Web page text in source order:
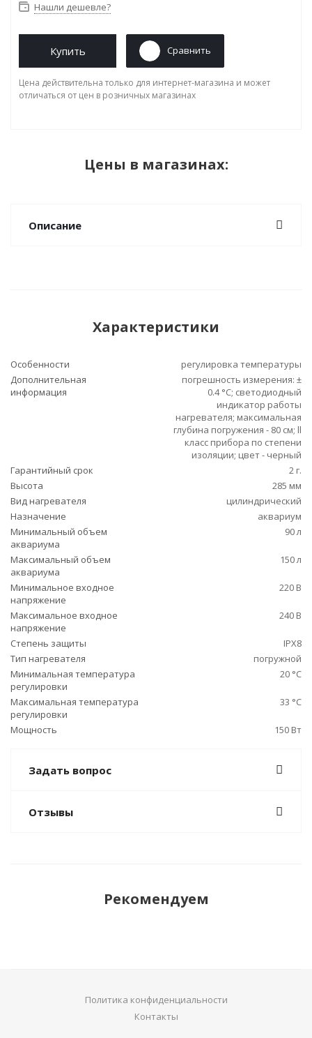
Нашли дешевле?
Купить Сравнить
Цена действительна только для интернет-магазина и может
отличаться от цен в розничных магазинах
Цены в магазинах:
Описание
Характеристики
Особенности
регулировка температуры
Дополнительная
информация
погрешность измерения: ±
0.4 °C; светодиодный
индикатор работы
нагревателя; максимальная
глубина погружения - 80 см; ll
класс прибора по степени
изоляции; цвет - черный
Гарантийный срок
2 г.
Высота
285 мм
Вид нагревателя
цилиндрический
Назначение
аквариум
Минимальный объем
аквариума
90 л
Максимальный объем
аквариума
150 л
Минимальное входное
напряжение
220 В
Максимальное входное
напряжение
240 В
Степень защиты
IPX8
Тип нагревателя
погружной
Минимальная температура
регулировки
20 °C
Максимальная температура
регулировки
33 °C
Мощность 150 Вт
Задать вопрос
Отзывы
Рекомендуем
Политика конфиденциальности
Контакты